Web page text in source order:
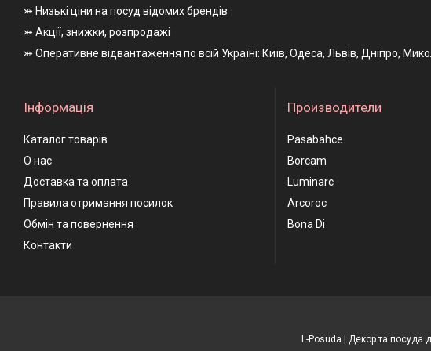
⤗ Низькі ціни на посуд відомих брендів
⤗ Акції, знижки, розпродажі
⤗ Оперативне відвантаження по всій Україні: Київ, Одеса, Львів, Дніпро,
Інформація
Каталог товарів
О нас
Доставка та оплата
Правила отримання посилок
Обмін та повернення
Контакти
Производители
Pasabahce
Borcam
Luminarc
Arcoroc
Bona Di